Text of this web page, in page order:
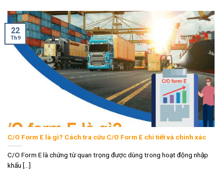
C/O Form E là gì? Cách tra cứu C/O Form E chi tiết và chính xác
C/O Form E là chứng từ quan trọng được dùng trong hoạt động nhập
khẩu [...]
22
Th9